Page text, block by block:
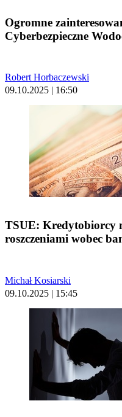
Ogromne
Cyberbezpieczne
Robert Horbaczewski
09.10.2025 | 16:50
TSUE: Kredytobiorcy
roszczeniami wobec
Michał Kosiarski
09.10.2025 | 15:45